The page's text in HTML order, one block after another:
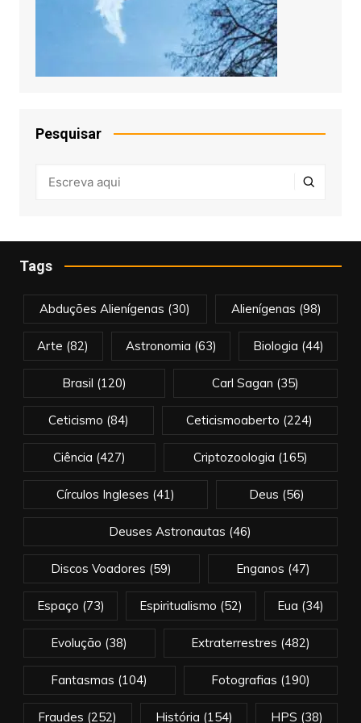
Pesquisar
Tags
Abduções Alienígenas (30) Alienígenas (98)
Arte (82) Astronomia (63) Biologia (44)
Brasil (120) Carl Sagan (35)
Ceticismo (84) Ceticismoaberto (224)
Ciência (427) Criptozoologia (165)
Círculos Ingleses (41) Deus (56)
Deuses Astronautas (46)
Discos Voadores (59) Enganos (47)
Espaço (73) Espiritualismo (52) Eua (34)
Evolução (38) Extraterrestres (482)
Fantasmas (104) Fotografias (190)
Fraudes (252) História (154) HPS (38)